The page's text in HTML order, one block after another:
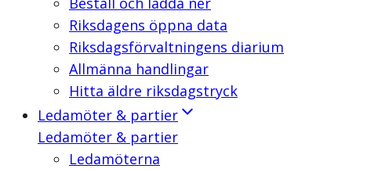
Riksdagens öppna data
Riksdagsförvaltningens diarium
Allmänna handlingar
Hitta äldre riksdagstryck
Ledamöter & partier
Ledamöter & partier
Ledamöterna